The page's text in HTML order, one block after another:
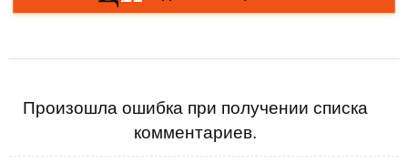
Произошла ошибка при получении списка
комментариев.